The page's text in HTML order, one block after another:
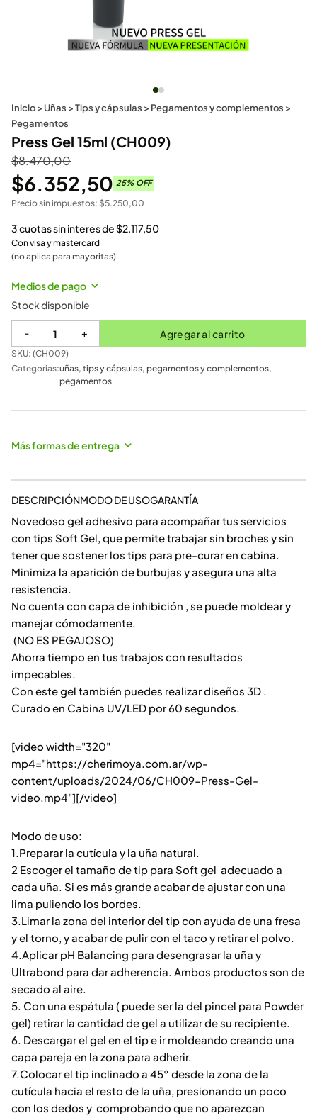
Inicio> Uñas >Tips y cápsulas > Pegamentos y complementos >
Pegamentos
Press Gel 15ml (CH009)
$8.470,00
$6.352,50 25% OFF
Precio sin impuestos: $5.250,00
3 cuotas sin interes de$2.117,50
Con visa y mastercard
(no aplica para mayoritas)
Medios de pago
Stock disponible
- + Agregar al carrito
SKU: (CH009)
Categorias:uñas, tips y cápsulas, pegamentos y complementos,
pegamentos
Más formas de entrega
DESCRIPCIÓNMODO DE USOGARANTÍA
Novedoso gel adhesivo para acompañar tus servicios
con tips Soft Gel, que permite trabajar sin broches y sin
tener que sostener los tips para pre-curar en cabina.
Minimiza la aparición de burbujas y asegura una alta
resistencia.
No cuenta con capa de inhibición , se puede moldear y
manejar cómodamente.
(NO ES PEGAJOSO)
Ahorra tiempo en tus trabajos con resultados
impecables.
Con este gel también puedes realizar diseños 3D .
Curado en Cabina UV/LED por 60 segundos.
[video width="320"
mp4="https://cherimoya.com.ar/wp-
content/uploads/2024/06/CH009-Press-Gel-
video.mp4"][/video]
Modo de uso:
1.Preparar la cutícula y la uña natural.
2 Escoger el tamaño de tip para Soft gel adecuado a
cada uña. Si es más grande acabar de ajustar con una
lima puliendo los bordes.
3.Limar la zona del interior del tip con ayuda de una fresa
y el torno, y acabar de pulir con el taco y retirar el polvo.
4.Aplicar pH Balancing para desengrasar la uña y
Ultrabond para dar adherencia. Ambos productos son de
secado al aire.
5. Con una espátula ( puede ser la del pincel para Powder
gel) retirar la cantidad de gel a utilizar de su recipiente.
6. Descargar el gel en el tip e ir moldeando creando una
capa pareja en la zona para adherir.
7.Colocar el tip inclinado a 45° desde la zona de la
cutícula hacia el resto de la uña, presionando un poco
con los dedos y comprobando que no aparezcan